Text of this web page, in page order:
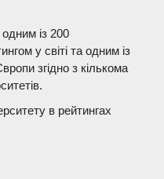
із 200
у світі та одним із
згідно з кількома
в рейтингах